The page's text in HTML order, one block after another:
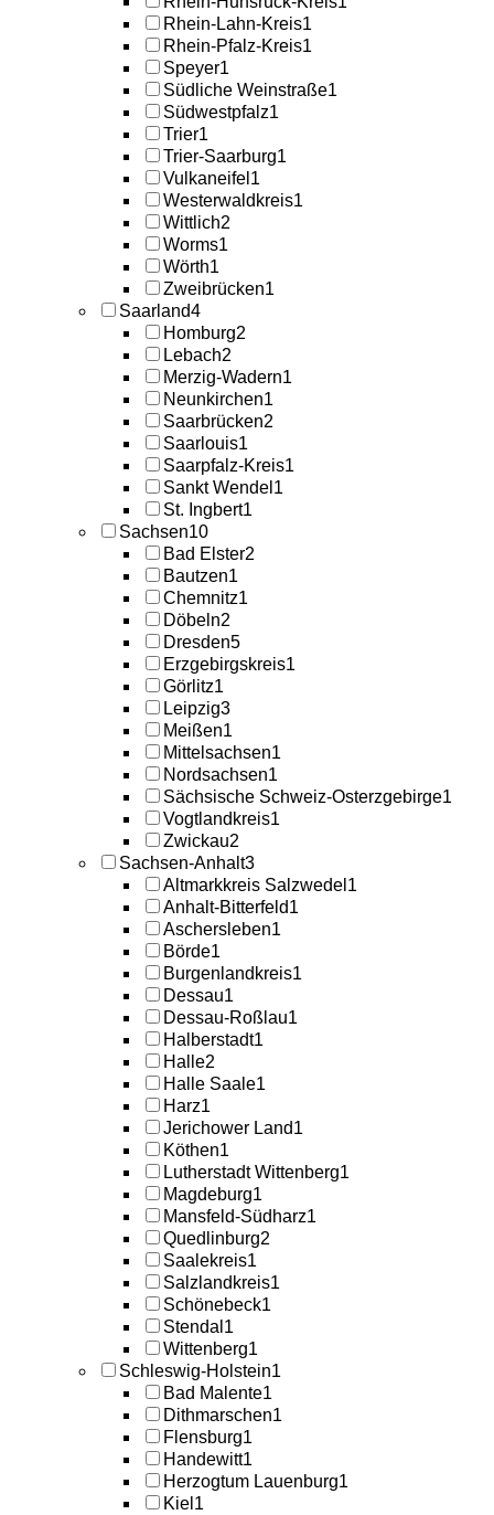
Rhein-Lahn-Kreis1
Rhein-Pfalz-Kreis1
Speyer1
Südliche Weinstraße1
Südwestpfalz1
Trier1
Trier-Saarburg1
Vulkaneifel 1
Westerwaldkreis1
Wittlich2
Worms1
Wörth1
Zweibrücken1
Saarland4
Homburg2
Lebach2
Merzig-Wadern1
Neunkirchen1
Saarbrücken2
Saarlouis1
Saarpfalz-Kreis1
Sankt Wendel 1
St. Ingbert1
Sachsen10
Bad Elster2
Bautzen1
Chemnitz1
Döbeln2
Dresden5
Erzgebirgskreis1
Görlitz1
Leipzig3
Meißen1
Mittelsachsen1
Nordsachsen1
Sächsische Schweiz-Osterzgebirge1
Vogtlandkreis1
Zwickau2
Sachsen-Anhalt3
Altmarkkreis Salzwedel 1
Anhalt-Bitterfeld1
Aschersleben1
Börde1
Burgenlandkreis1
Dessau1
Dessau-Roßlau1
Halberstadt1
Halle2
Halle Saale1
Harz1
Jerichower Land1
Köthen1
Lutherstadt Wittenberg1
Magdeburg1
Mansfeld-Südharz1
Quedlinburg2
Saalekreis1
Salzlandkreis1
Schönebeck1
Stendal 1
Wittenberg1
Schleswig-Holstein1
Bad Malente1
Dithmarschen1
Flensburg1
Handewitt1
Herzogtum Lauenburg1
Kiel 1